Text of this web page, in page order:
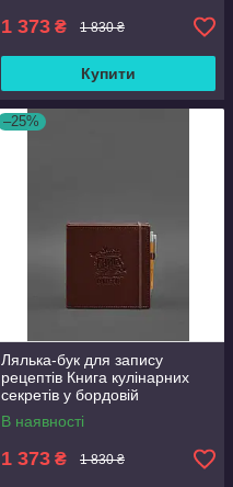
1 373 ₴ 1 830 ₴
Купити
–25%
Лялька-бук для запису
рецептів Книга кулінарних
секретів у бордовій
обкладинці BlankNote
В наявності
1 373 ₴ 1 830 ₴